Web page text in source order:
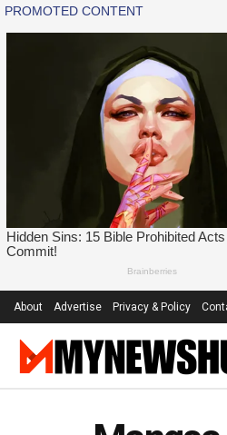
About Advertise Privacy & Policy